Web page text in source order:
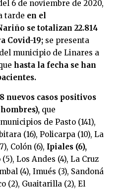
6 de noviembre de 2020,
tarde en el
se totalizan 22.814
Covid-19; se presenta
municipio de Linares a
hasta la fecha se han
nuevos casos positivos
que
de Pasto (141),
(16), Policarpa (10), La
Colón (6), Ipiales (6),
Los Andes (4), La Cruz
(4), Imués (3), Sandoná
(2), Guaitarilla (2), El